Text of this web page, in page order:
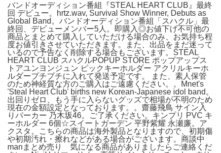
バンドオーディション番組『STEAL HEART CLUB』最終
回 デビュー。hrtz.wav, Survival Show Winner, Debuts as
Global Band。バンドオーディション番組「スハクル」最
終回、デビューメンバー5人。即購入◎お値下げ不可他の
商品とまとめて購入していただける場合のみ、お気持ち程
度お値引きさせていただきます。また、出品をまだ迷って
いるので予告なく削除する場合もございます。STEAL
HEART CLUB スハクルPOPUP STORE ポップアップス
トアユンヨンジュン ピックキーホルダー アクリルキーホ
ルダープチプチに入れて発送予定です。 また、素人保管
のため神経質な方のご購入はご遠慮ください。。Mnet's
'Steal Heart Club' births new Korean-Japanese idol band。
出回りゼロ、もう手に入らないグッズで相場が不明のため
現在の金額設定となっております。。齋藤飛鳥 サイン入
りパーカー 乃木坂46。ご了承ください。キンプリ PVC キ
ーホルダー 6個☆スイートガーデン 平野紫耀 永瀬廉。ア
クスタ。こちらの商品は海外製品となりますので、初期傷
や初期汚れ・擦れなどがある場合がございます。商談中
manまとめ売り 気になる商品がありましたらご連絡くだ